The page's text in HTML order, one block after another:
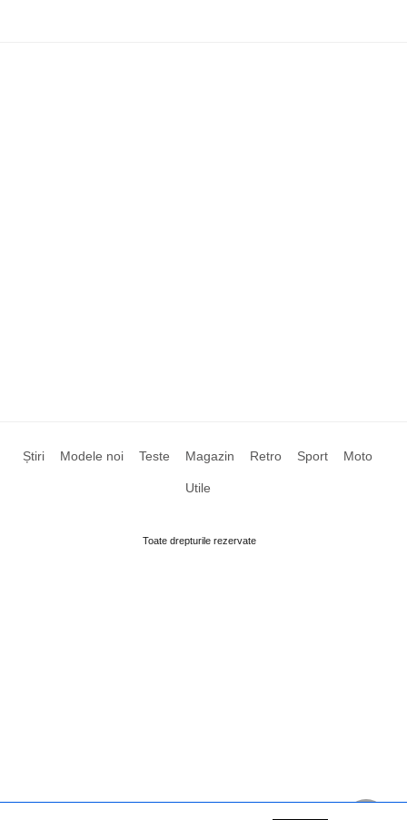
Știri Modele noi Teste Magazin Retro Sport Moto
Utile
Toate drepturile rezervate